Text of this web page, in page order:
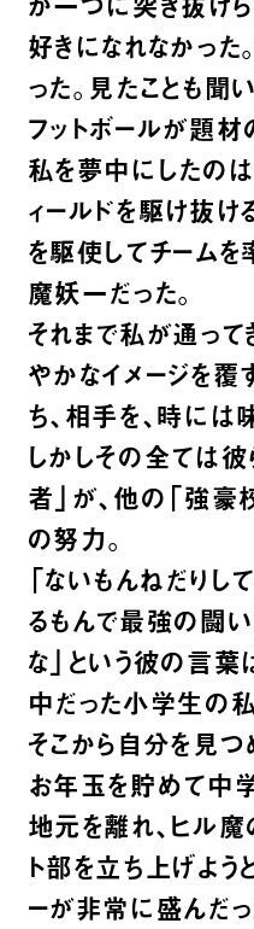
好きになれなかった
った。見たことも聞
フットボールが題材
私を夢中にしたの
ィールドを駆け抜け
を駆使してチームを
魔妖一だった。
それまで私が通っ
やかなイメージを
ち、相手を、時には
しかしその全ては
者」が、他の「強
の努力。
「ないもんねだりし
るもんで最強の闘
な」という彼の言葉
中だった小学生の
そこから自分を見つ
お年玉を貯めて中
地元を離れ、ヒル
ト部を立ち上げよ
ーが非常に盛んだっ